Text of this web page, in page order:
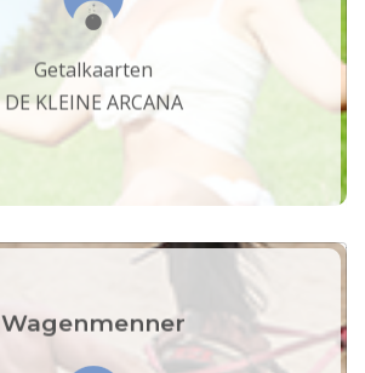
Getalkaarten
DE KLEINE ARCANA
Wagenmenner